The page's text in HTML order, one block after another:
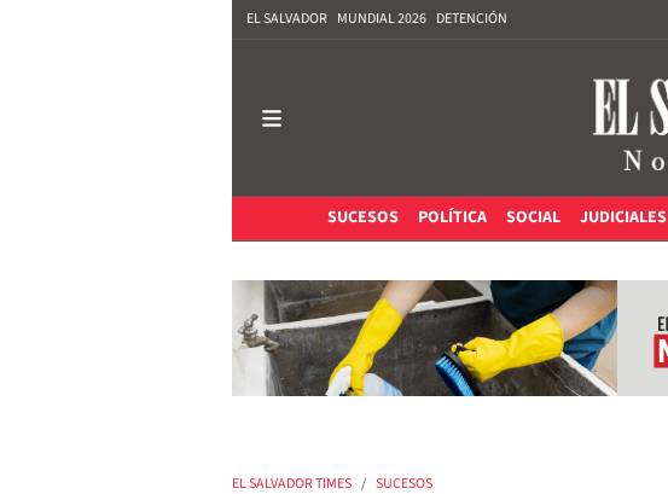
EL SALVADOR MUNDIAL 2026 DETENCIÓN
SUCESOS POLÍTICA SOCIAL JUDICIALES
EL SALVADOR TIMES SUCESOS